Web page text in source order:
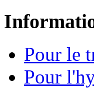
Pour le
Pour